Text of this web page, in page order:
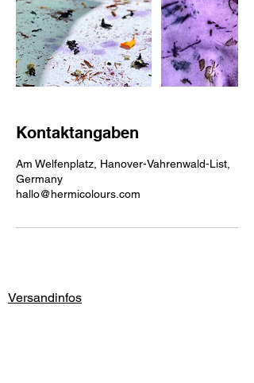
Kontaktangaben
Am Welfenplatz, Hanover-Vahrenwald-List,
Germany
hallo@hermicolours.com
Versandinfos